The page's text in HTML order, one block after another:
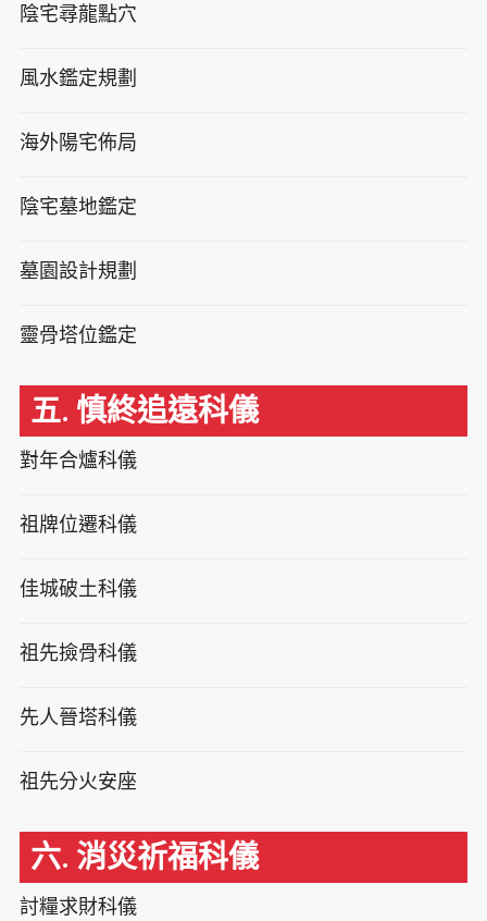
陰宅尋龍點穴
風水鑑定規劃
海外陽宅佈局
陰宅墓地鑑定
墓園設計規劃
靈骨塔位鑑定
五. 慎終追遠科儀
對年合爐科儀
祖牌位遷科儀
佳城破土科儀
祖先撿骨科儀
先人晉塔科儀
祖先分火安座
六. 消災祈福科儀
討糧求財科儀